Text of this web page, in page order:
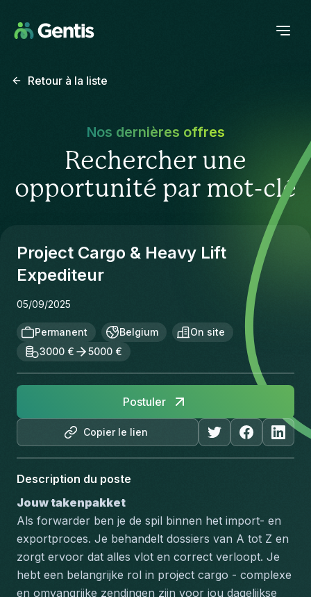
Retour à la liste
Nos dernières offres
Rechercher une
opportunité par mot-clé
Project Cargo & Heavy Lift
Expediteur
05/09/2025
Permanent Belgium
On site
3000 €
5000 €
Copier le lien
Postuler
Description du poste
Jouw takenpakket
Als forwarder ben je de spil binnen het import- en
exportproces. Je behandelt dossiers van A tot Z en
zorgt ervoor dat alles vlot en correct verloopt. Je
hebt een belangrijke rol in project cargo - complexe
en omvangrijke zendingen zijn voor jou dagelijkse